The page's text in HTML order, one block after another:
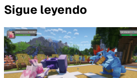
Sigue leyendo